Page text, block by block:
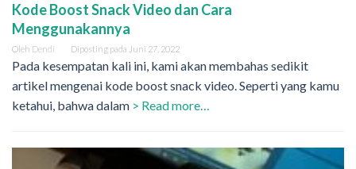
Kode Boost Snack Video dan Cara
Menggunakannya
Oleh Dendi Diposting pada Juni 27, 2022
Pada kesempatan kali ini, kami akan membahas sedikit
artikel mengenai kode boost snack video. Seperti yang kamu
ketahui, bahwa dalam > Read more…